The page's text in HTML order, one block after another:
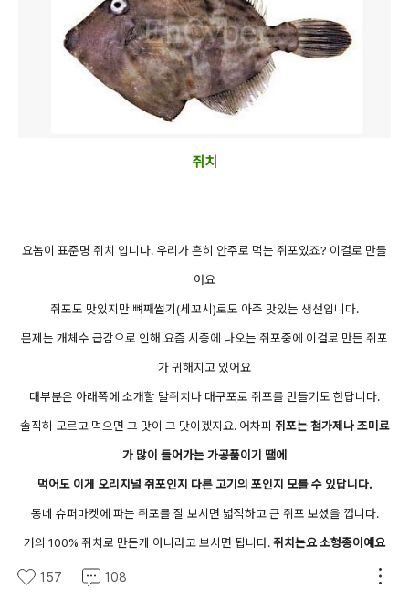
쥐치
요놈이 표준명 쥐치 입니다. 우리가 흔히 안주로 먹는 쥐포있죠? 이걸로 만들
어요
쥐포도 맛있지만 뼈째썰기(세꼬시)로도 아주 맛있는 생선입니다.
문제는 개체수 급감으로 인해 요즘 시중에 나오는 쥐포중에 이걸로 만든 쥐포
가 귀해지고 있어요
대부분은 아래쪽에 소개할 말쥐치나 대구포로 쥐포를 만들기도 한답니다.
솔직히 모르고 먹으면 그 맛이 그 맛이겠지요. 어차피 쥐포는 첨가제나 조미료
가 많이 들어가는 가공품이기 땜에
먹어도 이게 오리지널 쥐포인지 다른 고기의 포인지 모를 수 있답니다.
동네 슈퍼마켓에 파는 쥐포를 잘 보시면 넓적하고 큰 쥐포 보셨을 껍니다.
거의 100% 쥐치로 만든게 아니라고 보시면 됩니다.쥐치는요 소형종이예요
그러니깐 커봐야 어른 손바닥입니다. 이 사이즈를 넘어가는건 다른 어종일 가
157 108